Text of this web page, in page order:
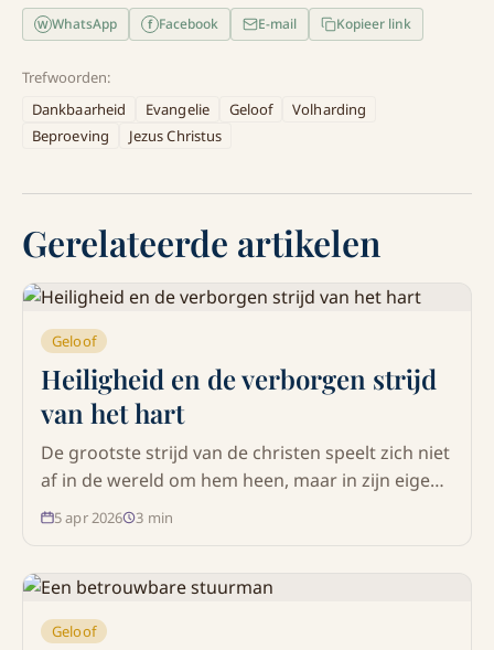
W WhatsApp f Facebook E-mail Kopieer link
Trefwoorden:
Dankbaarheid
Evangelie Geloof
Volharding
Beproeving
Jezus Christus
Gerelateerde artikelen
Geloof
Heiligheid en de verborgen strijd
van het hart
De grootste strijd van de christen speelt zich niet
af in de wereld om hem heen, maar in zijn eigen
hart. Ontdek wat de Bijbel leert over heiligheid,
5 apr 2026 3 min
Geloof